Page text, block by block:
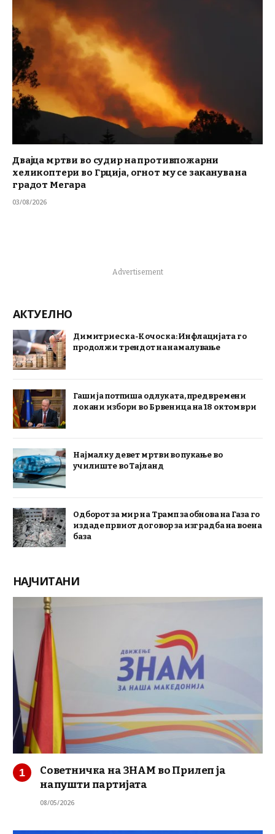
Двајца мртви во судир на противпожарни
хеликоптери во Грција, огнот му се заканува на
градот Мегара
03/08/2026
Advertisement
АКТУЕЛНО
Димитриеска-Кочоска: Инфлацијата го
продолжи трендот на намалување
Гаши ја потпиша одлуката, предвремени
локани избори во Брвеница на 18 октомври
Најмалку девет мртви во пукање во
училиште во Тајланд
Одборот за мир на Трамп за обнова на Газа го
издаде првиот договор за изградба на воена
база
НАЈЧИТАНИ
Советничка на ЗНАМ во Прилеп ја
напушти партијата
08/05/2026